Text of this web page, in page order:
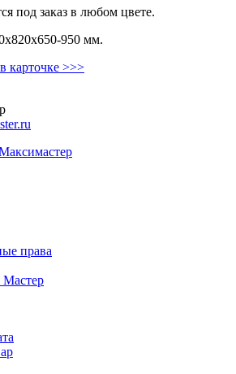
под заказ в любом цвете.
950 мм.
карточке >>>
права